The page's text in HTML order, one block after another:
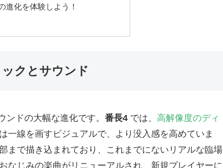
進化を体験しよう！
クとサウンド
ンドの大幅な進化です。 番長4 では、 高解像度のディ
一線を画すビジュアルで、より没入感を高めていま
まで描き込まれており、これまでにないリアルな臨場
なじみの楽曲がリニューアルされ、新規プレイヤーに